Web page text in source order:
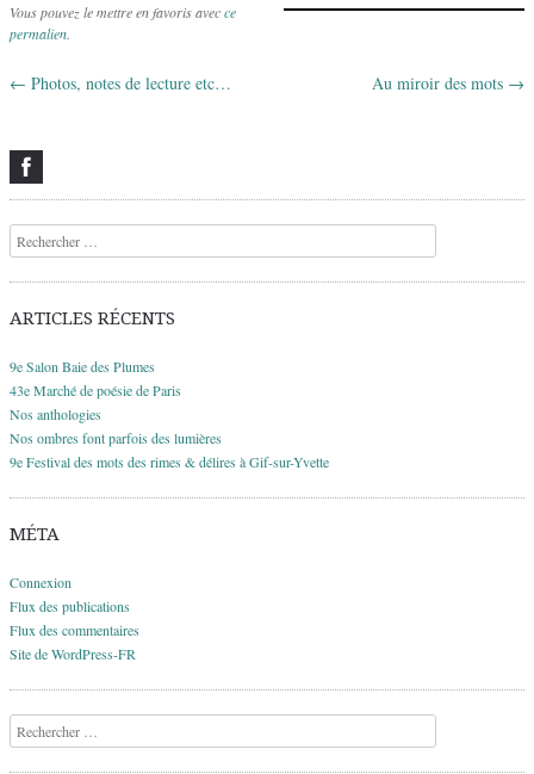
Vous pouvez le mettre en favoris avecce
permalien
Navigation des articles
← Photos, notes de lecture etc… Au miroir des mots →
Recherche
ARTICLES RÉCENTS
9e Salon Baie des Plumes
43e Marché de poésie de Paris
Nos anthologies
Nos ombres font parfois des lumières
9e Festival des mots des rimes & délires à Gif-sur-Yvette
MÉTA
Connexion
Flux des publications
Flux des commentaires
Site de WordPress-FR
Recherche